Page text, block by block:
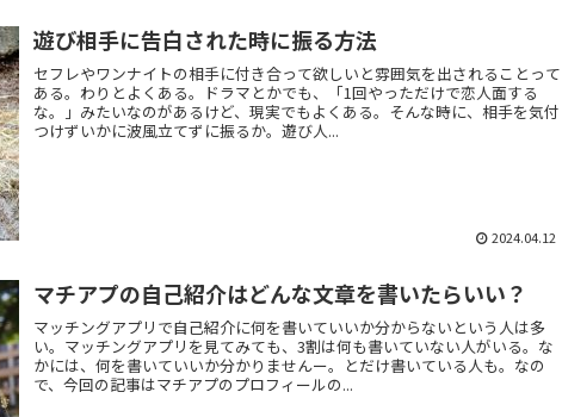
遊び相手に告白された時に振る方法
セフレやワンナイトの相手に付き合って欲しいと雰囲気を出されることって
ある。わりとよくある。ドラマとかでも、「1回やっただけで恋人面する
な。」みたいなのがあるけど、現実でもよくある。そんな時に、相手を気付
つけずいかに波風立てずに振るか。遊び人...
2024.04.12
マチアプの自己紹介はどんな文章を書いたらいい？
マッチングアプリで自己紹介に何を書いていいか分からないという人は多
い。マッチングアプリを見てみても、3割は何も書いていない人がいる。な
かには、何を書いていいか分かりませんー。とだけ書いている人も。なの
で、今回の記事はマチアプのプロフィールの...